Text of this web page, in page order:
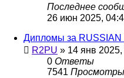
Последнее
26 июн 2025,
Дипломы за RUSSIAN
R2PU » 14 янв
0 Ответы
7541 Просмотры